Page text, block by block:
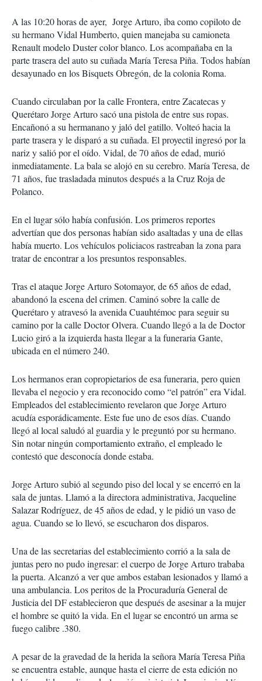
A las 10:20 horas de ayer, Jorge Arturo, iba como copiloto de
su hermano Vidal Humberto, quien manejaba su camioneta
Renault modelo Duster color blanco. Los acompañaba en la
parte trasera del auto su cuñada María Teresa Piña. Todos habían
desayunado en los Bisquets Obregón, de la colonia Roma.
Cuando circulaban por la calle Frontera, entre Zacatecas y
Querétaro Jorge Arturo sacó una pistola de entre sus ropas.
Encañonó a su hermanano y jaló del gatillo. Volteó hacia la
parte trasera y le disparó a su cuñada. El proyectil ingresó por la
nariz y salió por el oído. Vidal, de 70 años de edad, murió
inmediatamente. La bala se alojó en su cerebro. María Teresa, de
71 años, fue trasladada minutos después a la Cruz Roja de
Polanco.
En el lugar sólo había confusión. Los primeros reportes
advertían que dos personas habían sido asaltadas y una de ellas
había muerto. Los vehículos policiacos rastreaban la zona para
tratar de encontrar a los presuntos responsables.
Tras el ataque Jorge Arturo Sotomayor, de 65 años de edad,
abandonó la escena del crimen. Caminó sobre la calle de
Querétaro y atravesó la avenida Cuauhtémoc para seguir su
camino por la calle Doctor Olvera. Cuando llegó a la de Doctor
Lucio giró a la izquierda hasta llegar a la funeraria Gante,
ubicada en el número 240.
Los hermanos eran copropietarios de esa funeraria, pero quien
llevaba el negocio y era reconocido como “el patrón” era Vidal.
Empleados del establecimiento revelaron que Jorge Arturo
acudía esporádicamente. Este fue uno de esos días. Cuando
llegó al local saludó al guardia y le preguntó por su hermano.
Sin notar ningún comportamiento extraño, el empleado le
contestó que desconocía donde estaba.
Jorge Arturo subió al segundo piso del local y se encerró en la
sala de juntas. Llamó a la directora administrativa, Jacqueline
Salazar Rodríguez, de 45 años de edad, y le pidió un vaso de
agua. Cuando se lo llevó, se escucharon dos disparos.
Una de las secretarias del establecimiento corrió a la sala de
juntas pero no pudo ingresar: el cuerpo de Jorge Arturo trababa
la puerta. Alcanzó a ver que ambos estaban lesionados y llamó a
una ambulancia. Los peritos de la Procuraduría General de
Justicia del DF establecieron que después de asesinar a la mujer
el hombre se quitó la vida. En el lugar se encontró un arma se
fuego calibre .380.
A pesar de la gravedad de la herida la señora María Teresa Piña
se encuentra estable, aunque hasta el cierre de esta edición no